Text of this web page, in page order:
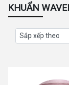
KHUẨN